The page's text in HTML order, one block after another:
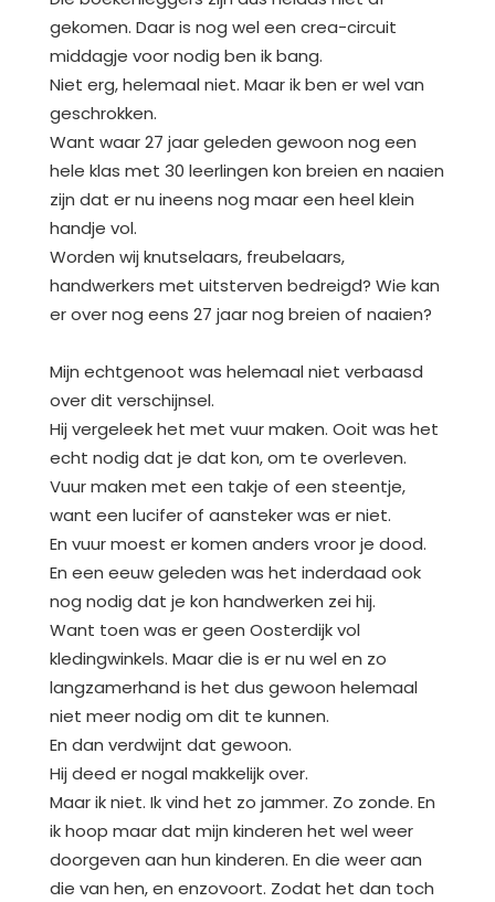
gekomen. Daar is nog wel een crea-circuit
middagje voor nodig ben ik bang.
Niet erg, helemaal niet. Maar ik ben er wel van
geschrokken.
Want waar 27 jaar geleden gewoon nog een
hele klas met 30 leerlingen kon breien en naaien
zijn dat er nu ineens nog maar een heel klein
handje vol.
Worden wij knutselaars, freubelaars,
handwerkers met uitsterven bedreigd? Wie kan
er over nog eens 27 jaar nog breien of naaien?
Mijn echtgenoot was helemaal niet verbaasd
over dit verschijnsel.
Hij vergeleek het met vuur maken. Ooit was het
echt nodig dat je dat kon, om te overleven.
Vuur maken met een takje of een steentje,
want een lucifer of aansteker was er niet.
En vuur moest er komen anders vroor je dood.
En een eeuw geleden was het inderdaad ook
nog nodig dat je kon handwerken zei hij.
Want toen was er geen Oosterdijk vol
kledingwinkels. Maar die is er nu wel en zo
langzamerhand is het dus gewoon helemaal
niet meer nodig om dit te kunnen.
En dan verdwijnt dat gewoon.
Hij deed er nogal makkelijk over.
Maar ik niet. Ik vind het zo jammer. Zo zonde. En
ik hoop maar dat mijn kinderen het wel weer
doorgeven aan hun kinderen. En die weer aan
die van hen, en enzovoort. Zodat het dan toch